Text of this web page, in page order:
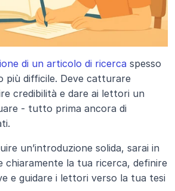
di un articolo di ricerca spesso
più difficile. Deve catturare
credibilità e dare ai lettori un
- tutto prima ancora di
un’introduzione solida, sarai in
chiaramente la tua ricerca, definire
e guidare i lettori verso la tua tesi